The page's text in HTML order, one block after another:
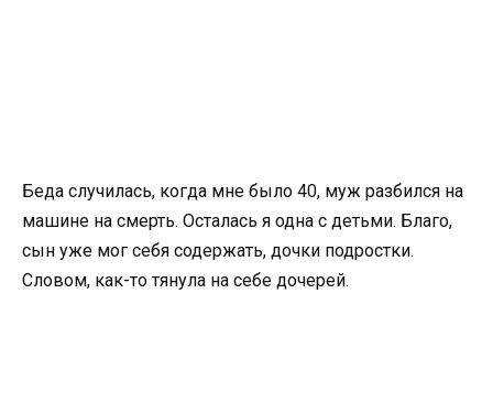
Беда случилась, когда мне было 40, муж разбился на
машине на смерть. Осталась я одна с детьми. Благо,
сын уже мог себя содержать, дочки подростки.
Словом, как-то тянула на себе дочерей.